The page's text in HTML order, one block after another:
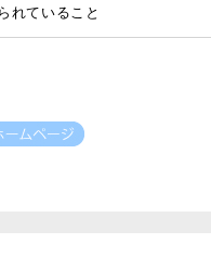
れていること